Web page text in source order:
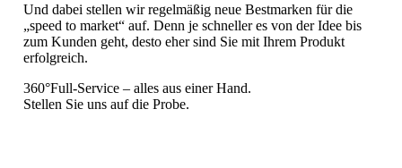
Und dabei stellen wir regelmäßig neue Bestmarken für die
„speed to market“ auf. Denn je schneller es von der Idee bis
zum Kunden geht, desto eher sind Sie mit Ihrem Produkt
erfolgreich.
360°Full-Service – alles aus einer Hand.
Stellen Sie uns auf die Probe.